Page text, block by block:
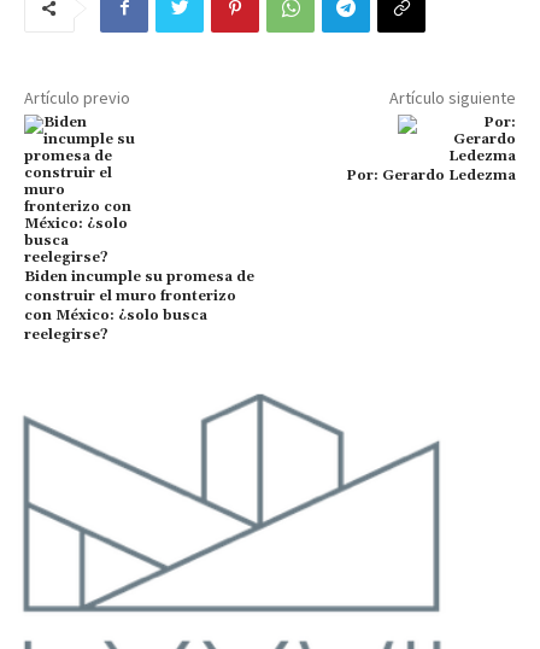
Artículo previo
Biden incumple su promesa de
construir el muro fronterizo
con México: ¿solo busca
reelegirse?
Artículo siguiente
Por: Gerardo Ledezma